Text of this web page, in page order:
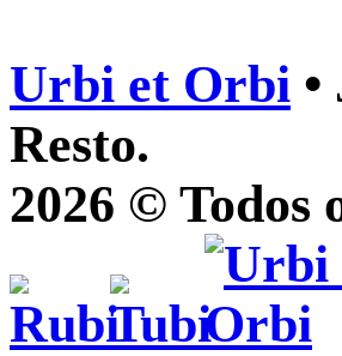
Urbi et Orbi
Resto.
2026 © Todos